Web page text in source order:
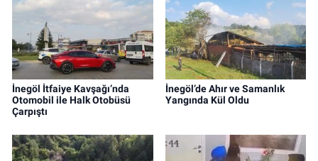
İnegöl İtfaiye Kavşağı’nda
Otomobil ile Halk Otobüsü
Çarpıştı
İnegöl’de Ahır ve Samanlık
Yangında Kül Oldu